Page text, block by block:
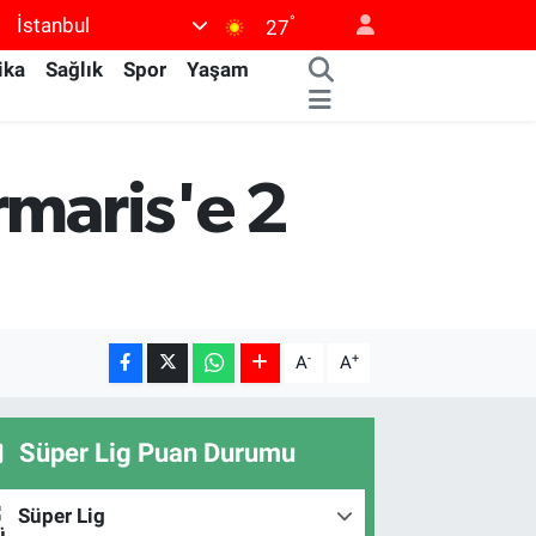
İstanbul 27°
Sağlık Spor
Yaşam
2
A- A+
Süper Lig Puan Durumu
Süper Lig